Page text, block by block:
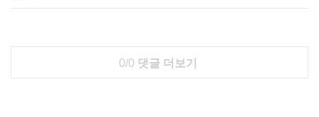
0/0 댓글 더보기